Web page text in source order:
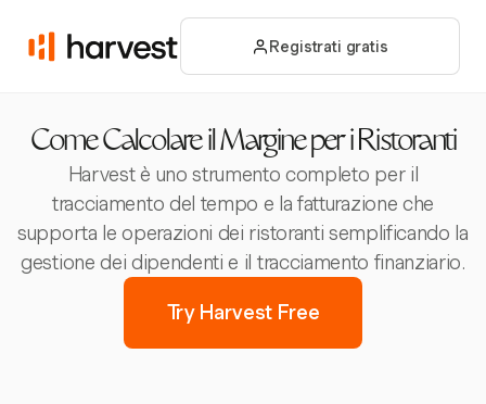
Registrati gratis
Come Calcolare il Margine per i Ristoranti
Harvest è uno strumento completo per il
tracciamento del tempo e la fatturazione che
supporta le operazioni dei ristoranti semplificando la
gestione dei dipendenti e il tracciamento finanziario.
Try Harvest Free